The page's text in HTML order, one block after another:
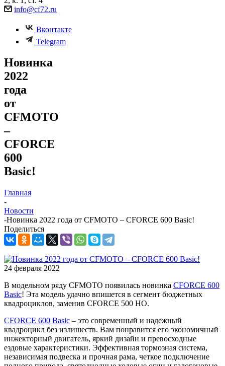
info@cf72.ru
Вконтакте
Telegram
Новинка
2022
года
от
CFMOTO
–
CFORCE
600
Basic!
Главная
-
Новости
-Новинка 2022 года от CFMOTO – CFORCE 600 Basic!
Поделиться
24 февраля 2022
В модельном ряду CFMOTO появилась новинка CFORCE 600
Basic! Эта модель удачно впишется в сегмент бюджетных
квадроциклов, заменив CFORCE 500 HO.
CFORCE 600 Basic – это современный и надежный
квадроцикл без излишеств. Вам понравится его экономичный
инжекторный двигатель, яркий дизайн и превосходные
ездовые характеристики. Эффективная тормозная система,
независимая подвеска и прочная рама, четкое подключение